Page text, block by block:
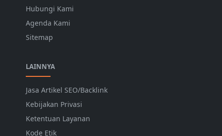
Hubungi Kami
Agenda Kami
Sitemap
LAINNYA
Jasa Artikel SEO/Backlink
Kebijakan Privasi
Ketentuan Layanan
Kode Etik